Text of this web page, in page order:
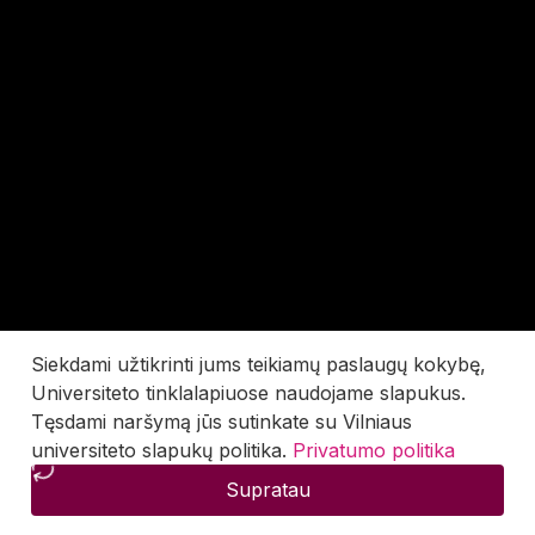
Siekdami užtikrinti jums teikiamų paslaugų kokybę,
Universiteto tinklalapiuose naudojame slapukus.
Tęsdami naršymą jūs sutinkate su Vilniaus
universiteto slapukų politika. Privatumo politika
Supratau